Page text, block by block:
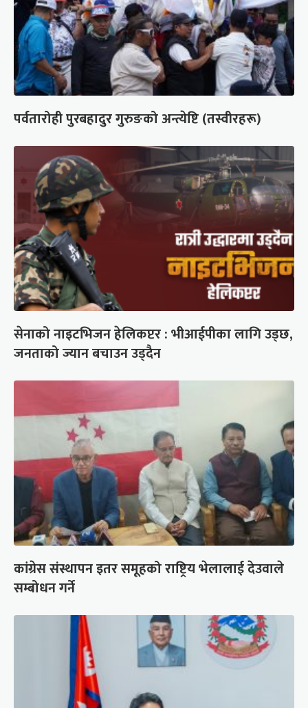
पर्वतारोही पुरबहादुर गुरुङको अन्त्येष्टि (तस्वीरहरू)
सेनाको नाइटभिजन हेलिकप्टर : भीआईपीका लागि उड्छ,
जनताको ज्यान बचाउन उड्दैन
कांग्रेस संस्थापन इतर समूहको राष्ट्रिय भेलालाई देउवाले
सम्बोधन गर्ने